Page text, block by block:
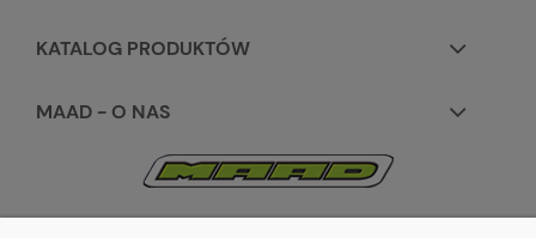
KATALOG PRODUKTÓW
MAAD - O NAS